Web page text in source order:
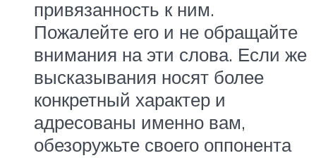
привязанность к ним.
Пожалейте его и не обращайте
внимания на эти слова. Если же
высказывания носят более
конкретный характер и
адресованы именно вам,
обезоружьте своего оппонента